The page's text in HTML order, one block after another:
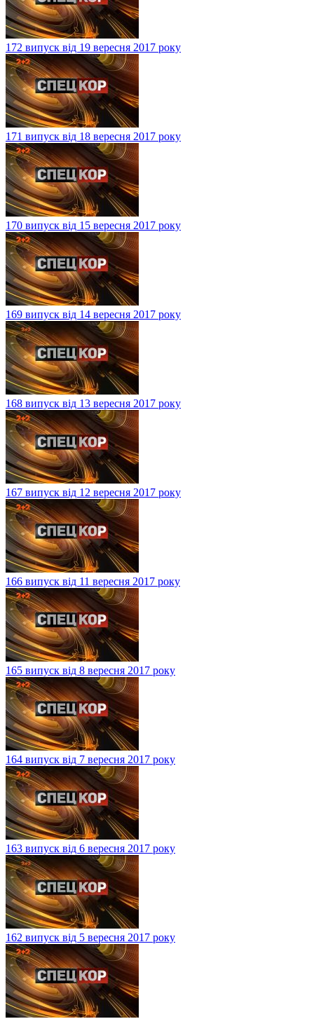
172 випуск від 19 вересня 2017 року
171 випуск від 18 вересня 2017 року
170 випуск від 15 вересня 2017 року
169 випуск від 14 вересня 2017 року
168 випуск від 13 вересня 2017 року
167 випуск від 12 вересня 2017 року
166 випуск від 11 вересня 2017 року
165 випуск від 8 вересня 2017 року
164 випуск від 7 вересня 2017 року
163 випуск від 6 вересня 2017 року
162 випуск від 5 вересня 2017 року